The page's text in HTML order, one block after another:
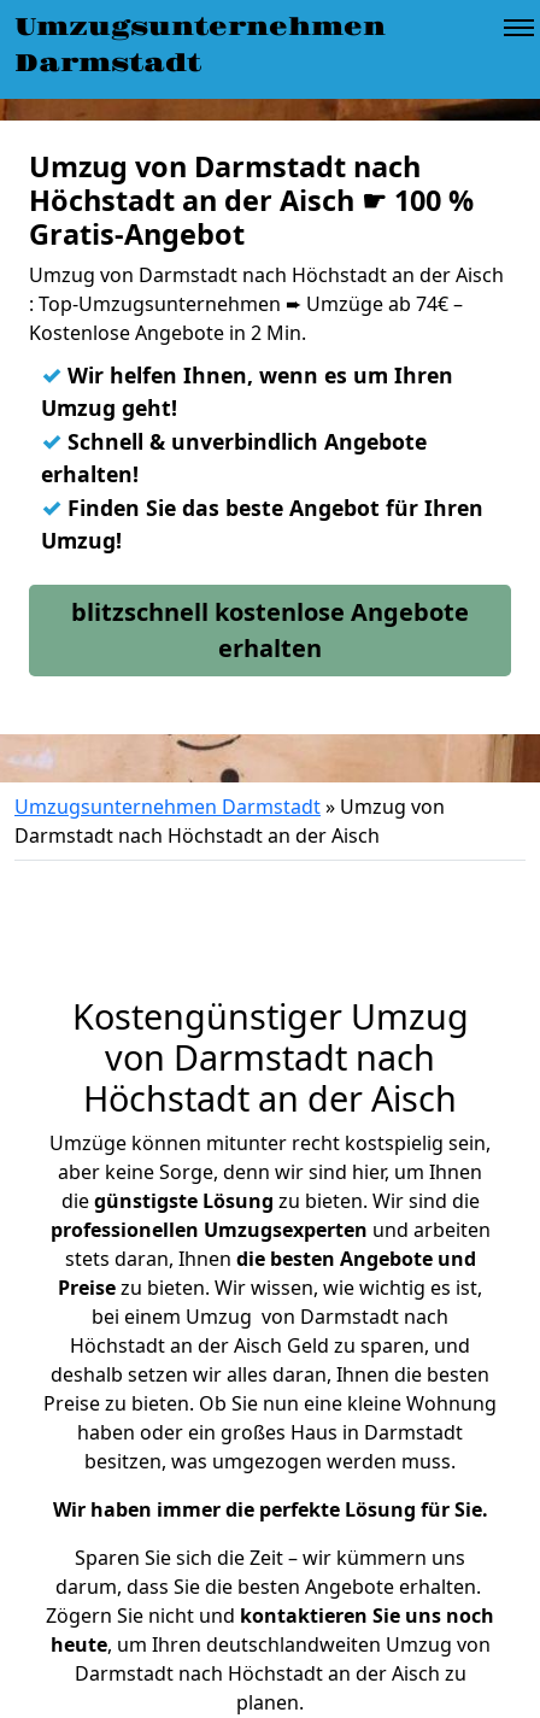
Umzugsunternehmen
Darmstadt
Umzug von Darmstadt nach
Höchstadt an der Aisch ☛ 100 %
Gratis-Angebot
Umzug von Darmstadt nach Höchstadt an der Aisch
: Top-Umzugsunternehmen ➨ Umzüge ab 74€ –
Kostenlose Angebote in 2 Min.
✓ Wir helfen Ihnen, wenn es um Ihren
Umzug geht!
✓ Schnell & unverbindlich Angebote
erhalten!
✓ Finden Sie das beste Angebot für Ihren
Umzug!
blitzschnell kostenlose Angebote
erhalten
Umzugsunternehmen Darmstadt» Umzug von
Darmstadt nach Höchstadt an der Aisch
Kostengünstiger Umzug
von Darmstadt nach
Höchstadt an der Aisch
Umzüge können mitunter recht kostspielig sein,
aber keine Sorge, denn wir sind hier, um Ihnen
diegünstigste Lösung zu bieten. Wir sind die
professionellen Umzugsexperten und arbeiten
stets daran, Ihnen die besten Angebote und
Preisezu bieten. Wir wissen, wie wichtig es ist,
bei einem Umzug von Darmstadt nach
Höchstadt an der Aisch Geld zu sparen, und
deshalb setzen wir alles daran, Ihnen die besten
Preise zu bieten. Ob Sie nun eine kleine Wohnung
haben oder ein großes Haus in Darmstadt
besitzen, was umgezogen werden muss.
Wir haben immer die perfekte Lösung für Sie.
Sparen Sie sich die Zeit – wir kümmern uns
darum, dass Sie die besten Angebote erhalten.
Zögern Sie nicht und kontaktieren Sie uns noch
heute, um Ihren deutschlandweiten Umzug von
Darmstadt nach Höchstadt an der Aisch zu
planen.